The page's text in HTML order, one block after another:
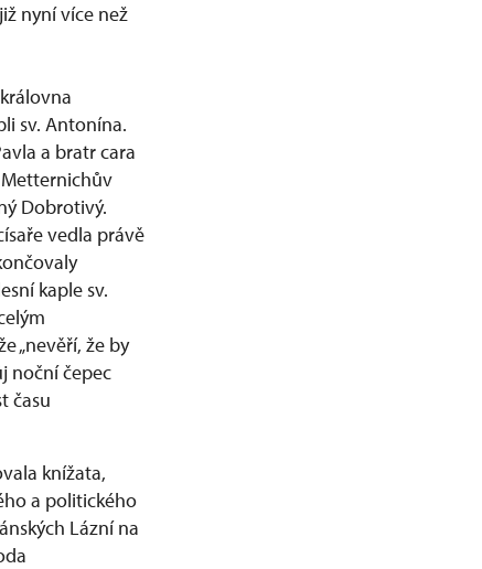
nyní více než
sv. Antonína.
a bratr cara
Metternichův
Dobrotivý.
vedla právě
kaple sv.
„nevěří, že by
noční čepec
času
knížata,
a politického
Lázní na